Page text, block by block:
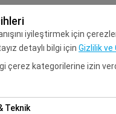
iyileştirmek için
detaylı bilgi için Gizlilik ve
çerez kategorilerine izin
Teknik